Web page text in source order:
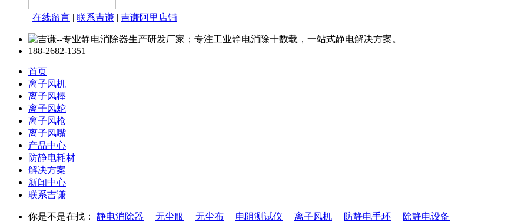
| 在线留言 | 联系吉谦 | 吉谦阿里店铺
188-2682-1351
首页
离子风机
离子风棒
离子风蛇
离子风枪
离子风嘴
产品中心
防静电耗材
解决方案
新闻中心
联系吉谦
你是不是在找： 静电消除器 无尘服 无尘布 电阻测试仪 离子风机 防静电手环 除静电设备